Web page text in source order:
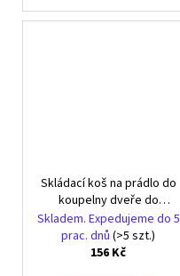
Skládací koš na prádlo do
koupelny dveře do
prádelny na stěnu béžové
barvy
Skladem. Expedujeme do 5
prac. dnů (>5 szt.)
156 Kč